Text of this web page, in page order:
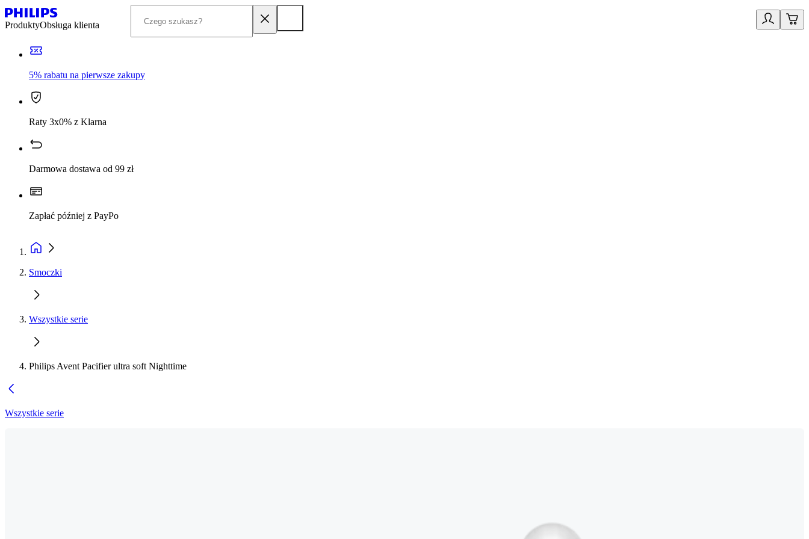
ProduktyObsługa klienta
5% rabatu na pierwsze zakupy
Raty 3x0% z Klarna
Darmowa dostawa od 99 zł
Zapłać później z PayPo
Smoczki
Wszystkie serie
Philips Avent Pacifier ultra soft Nighttime
Wszystkie serie